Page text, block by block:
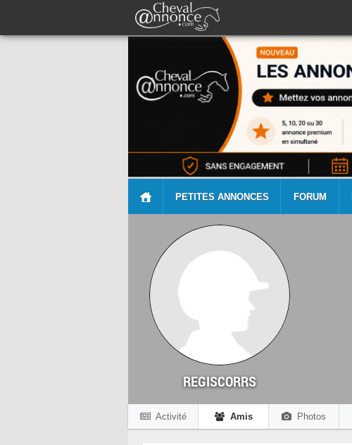
PETITES ANNONCES FORUM
REGISCORRS
Activité Amis Photos